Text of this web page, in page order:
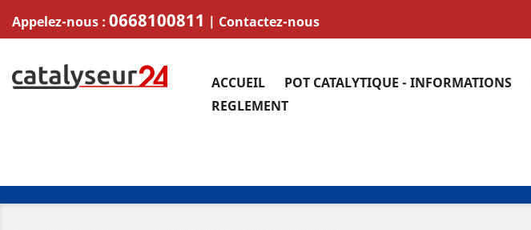
Appelez-nous : 0668100811 | Contactez-nous
ACCUEIL POT CATALYTIQUE - INFORMATIONS
REGLEMENT